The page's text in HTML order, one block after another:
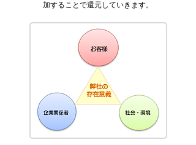
加することで還元していきます。